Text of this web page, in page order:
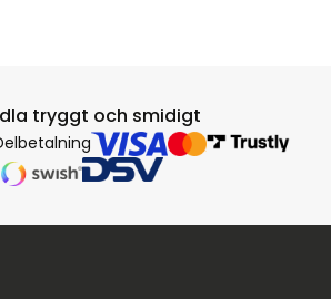
tryggt och smidigt